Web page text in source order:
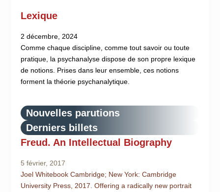
Lexique
2 décembre, 2024
Comme chaque discipline, comme tout savoir ou toute
pratique, la psychanalyse dispose de son propre lexique
de notions. Prises dans leur ensemble, ces notions
forment la théorie psychanalytique.
Nouvelles parutions
Derniers billets
Freud. An Intellectual Biography
5 février, 2017
Joel Whitebook Cambridge; New York: Cambridge
University Press, 2017. Offering a radically new portrait